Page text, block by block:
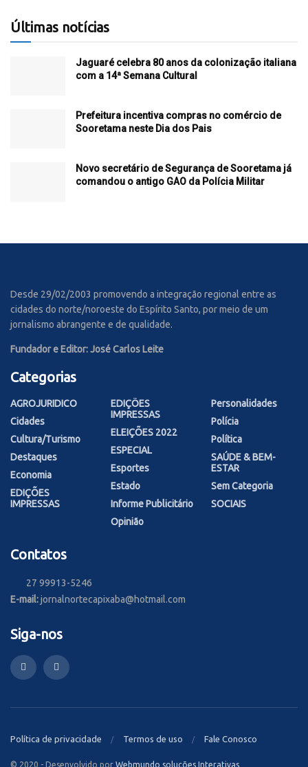
Últimas notícias
Jaguaré celebra 80 anos da colonização italiana
com a 14ª Semana Cultural
Prefeitura incentiva compras no comércio de
Sooretama neste Dia dos Pais
Novo secretário de Segurança de Sooretama já
comandou o antigo GAO da Polícia Militar
Desde 29/02/2003 promovendo a integração regional entre as
cidades do norte/noroeste do Espírito Santo, por meio de um
jornalismo abrangente e de qualidade.
Fundador e Editor: José Carlos Leite
Categorias
AGROJURIDICO
Cidades
Cultura/Turismo
Destaques
Economia
EDIÇÕES
IMPRESSAS
EDIÇÕES
IMPRESSAS
ELEIÇÕES 2022
ESPECIAL
Esportes
Estado
Informe Publicitário
Opinião
Personalidades
Polícia
Política
SAÚDE & BEM-
ESTAR
Sem Categoria
SOCIAIS
Contatos
27 99913-5246
E-mail:jornalnortecapixaba@hotmail.com
Siga-nos
Política de privacidade Termos de uso Fale Conosco
© 2020 - Desenvolvido por Webmundo soluções Interativas